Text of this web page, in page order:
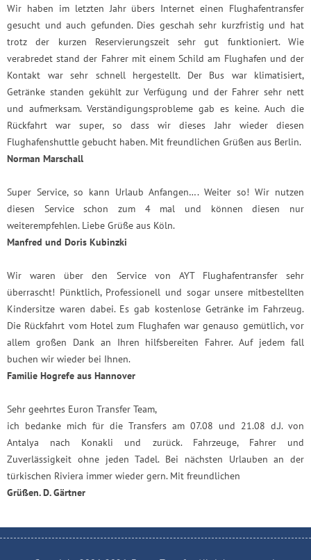
Wir haben im letzten Jahr übers Internet einen Flughafentransfer
gesucht und auch gefunden. Dies geschah sehr kurzfristig und hat
trotz der kurzen Reservierungszeit sehr gut funktioniert. Wie
verabredet stand der Fahrer mit einem Schild am Flughafen und der
Kontakt war sehr schnell hergestellt. Der Bus war klimatisiert,
Getränke standen gekühlt zur Verfügung und der Fahrer sehr nett
und aufmerksam. Verständigungsprobleme gab es keine. Auch die
Rückfahrt war super, so dass wir dieses Jahr wieder diesen
Flughafenshuttle gebucht haben. Mit freundlichen Grüßen aus Berlin.
Norman Marschall
Super Service, so kann Urlaub Anfangen…. Weiter so! Wir nutzen
diesen Service schon zum 4 mal und können diesen nur
weiterempfehlen. Liebe Grüße aus Köln.
Manfred und Doris Kubinzki
Wir waren über den Service von AYT Flughafentransfer sehr
überrascht! Pünktlich, Professionell und sogar unsere mitbestellten
Kindersitze waren dabei. Es gab kostenlose Getränke im Fahrzeug.
Die Rückfahrt vom Hotel zum Flughafen war genauso gemütlich, vor
allem großen Dank an Ihren hilfsbereiten Fahrer. Auf jedem fall
buchen wir wieder bei Ihnen.
Familie Hogrefe aus Hannover
Sehr geehrtes Euron Transfer Team,
ich bedanke mich für die Transfers am 07.08 und 21.08 d.J. von
Antalya nach Konakli und zurück. Fahrzeuge, Fahrer und
Zuverlässigkeit ohne jeden Tadel. Bei nächsten Urlauben an der
türkischen Riviera immer wieder gern. Mit freundlichen
Grüßen. D. Gärtner